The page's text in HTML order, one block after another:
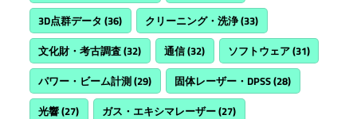
3D点群データ (36) クリーニング・洗浄(33)
文化財・考古調査(32) 通信(32) ソフトウェア(31)
パワー・ビーム計測(29) 固体レーザー・DPSS(28)
光響(27) ガス・エキシマレーザー(27)